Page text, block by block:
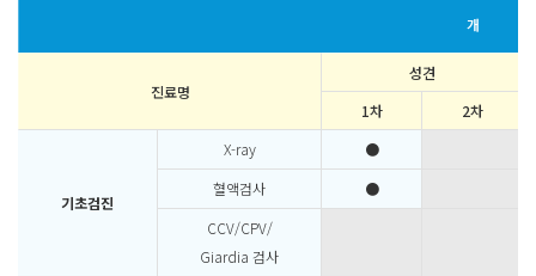
개
진료명
성견
1차
2차
기초검진
X-ray
●
혈액검사
●
CCV/CPV/
Giardia 검사